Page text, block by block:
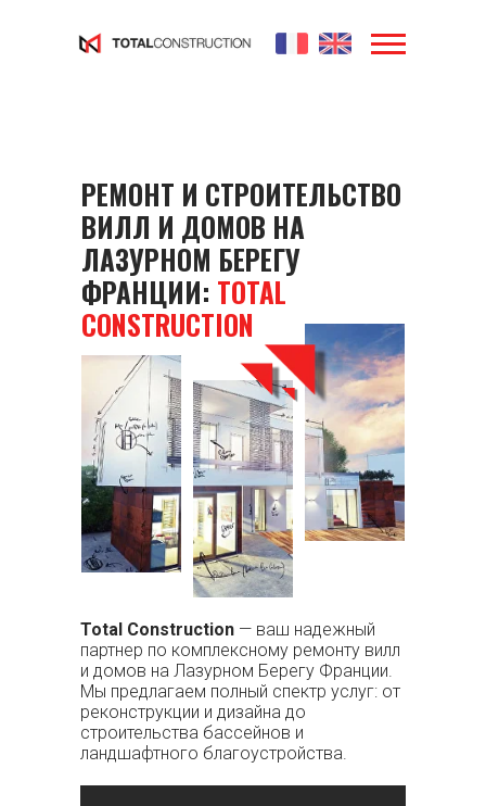
РЕМОНТ И СТРОИТЕЛЬСТВО
ВИЛЛ И ДОМОВ НА
ЛАЗУРНОМ БЕРЕГУ
ФРАНЦИИ: TOTAL
CONSTRUCTION
Total Construction — ваш надежный
партнер по комплексному ремонту вилл
и домов на Лазурном Берегу Франции.
Мы предлагаем полный спектр услуг: от
реконструкции и дизайна до
строительства бассейнов и
ландшафтного благоустройства.